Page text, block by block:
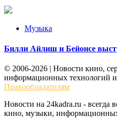
Музыка
Билли Айлиш и Бейонсе
© 2006-2026 | Новости кино,
информационных технологий
Правообладателям
Новости на 24kadra.ru - всегда
кино, музыки,